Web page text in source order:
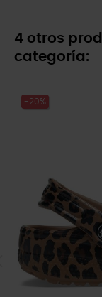
4 otros
categoría:
-20%